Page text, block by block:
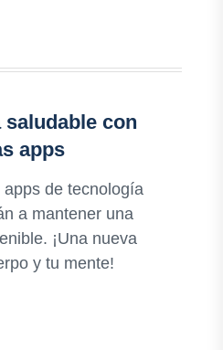
saludable con
apps
de tecnología
a mantener una
¡Una nueva
y tu mente!